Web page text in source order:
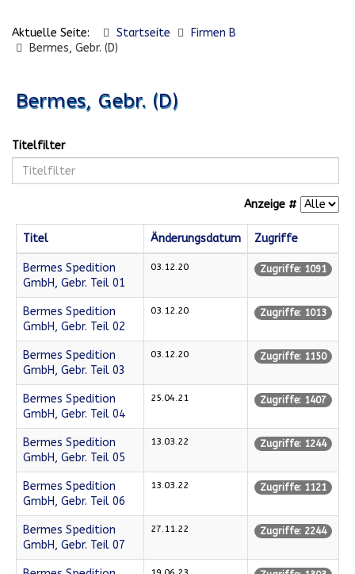
Aktuelle Seite: Startseite
Firmen B
Bermes, Gebr. (D)
Bermes, Gebr. (D)
Titelfilter
Anzeige #
Titel Änderungsdatum Zugriffe
Bermes Spedition
GmbH, Gebr. Teil 01
03.12.20 Zugriffe: 1091
Bermes Spedition
GmbH, Gebr. Teil 02
03.12.20 Zugriffe: 1013
Bermes Spedition
GmbH, Gebr. Teil 03
03.12.20 Zugriffe: 1150
Bermes Spedition
GmbH, Gebr. Teil 04
25.04.21 Zugriffe: 1407
Bermes Spedition
GmbH, Gebr. Teil 05
13.03.22 Zugriffe: 1244
Bermes Spedition
GmbH, Gebr. Teil 06
13.03.22 Zugriffe: 1121
Bermes Spedition
GmbH, Gebr. Teil 07
27.11.22 Zugriffe: 2244